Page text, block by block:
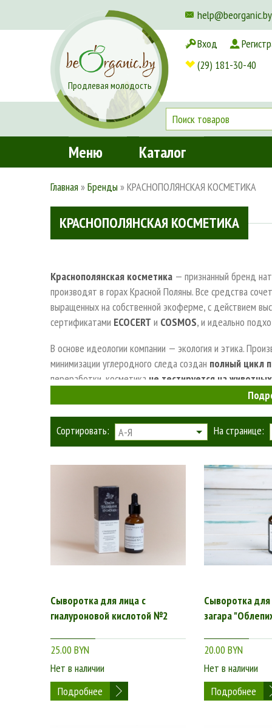
help@beorganic.by
Доставка и оплата
Продлевая молодость
Вход
(29) 181-30-40
Меню Каталог
Главная »Бренды »КРАСНОПОЛЯНСКАЯ КОСМЕТИКА
КРАСНОПОЛЯНСКАЯ КОСМЕТИКА
Краснополянская косметика — признанный бренд
производят в горах Красной Поляны. Все средства
выращенных на собственной экоферме, с действием
сертификатами ECOCERT и COSMOS, и идеально
В основе идеологии компании — экология и этика.
минимизации углеродного следа создан полный цикл
переработки, косметика не тестируется на животных
Сортировать: А-Я На странице:
Сыворотка для лица с
гиалуроновой кислотой №2
25.00 BYN
Нет в наличии
Подробнее
Сыворотка
загара
20.00 BYN
Нет в наличии
Подробнее